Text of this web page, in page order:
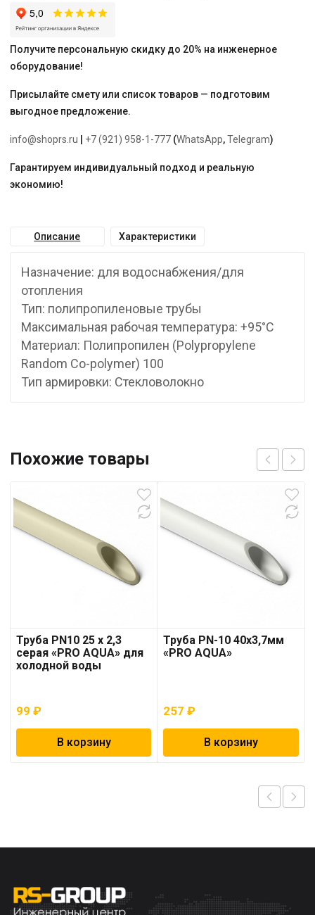
армированная
стекловолокном,
по
2
Получите персональную скидку до 20% на инженерное
оборудование!
Присылайте смету или список товаров — подготовим
выгодное предложение.
info@shoprs.ru +7 (921) 958-1-777 (WhatsApp,Telegram)
Гарантируем индивидуальный подход и реальную
экономию!
Описание Характеристики
Назначение: для водоснабжения/для
отопления
Тип: полипропиленовые трубы
Максимальная рабочая температура: +95°С
Материал: Полипропилен (Polypropylene
Random Co-polymer) 100
Тип армировки: Стекловолокно
Похожие товары
Труба PN10 25 x 2,3
серая «PRO AQUA» для
холодной воды
99 ₽
В корзину
Труба PN-10 40х3,7мм
«PRO AQUA»
257₽
В корзину